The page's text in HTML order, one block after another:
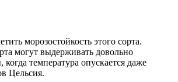
морозостойкость этого сорта.
могут выдерживать довольно
температура опускается даже
Цельсия.